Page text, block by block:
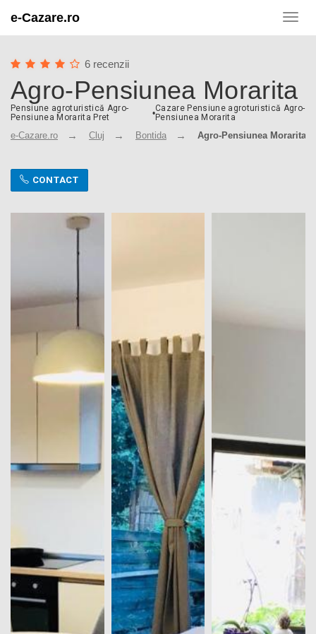
e-Cazare.ro
6 recenzii
Agro-Pensiunea Morarita
Pensiune agroturistică Agro-
Pensiunea Morarita Pret
•Cazare Pensiune agroturistică Agro-
Pensiunea Morarita
e-Cazare.ro Cluj Bontida Agro-Pensiunea Morarita
CONTACT